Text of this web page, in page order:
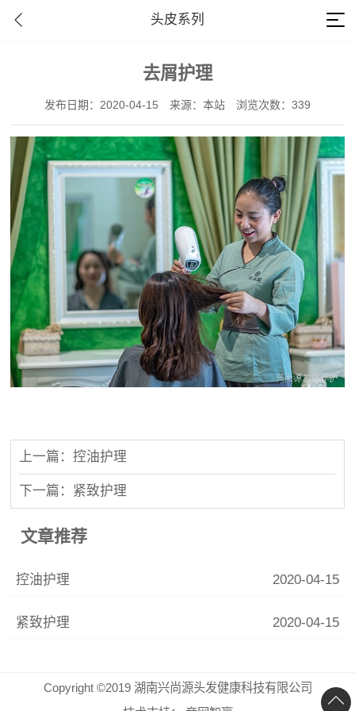
头皮系列
去屑护理
发布日期：2020-04-15 来源：本站 浏览次数：339
上一篇：控油护理
下一篇：紧致护理
文章推荐
控油护理 2020-04-15
紧致护理 2020-04-15
Copyright ©2019 湖南兴尚源头发健康科技有限公司